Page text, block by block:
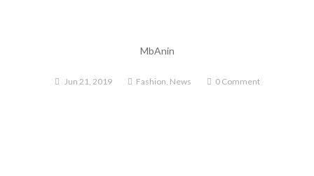
MbAnin
Jun 21, 2019 Fashion, News 0 Comment